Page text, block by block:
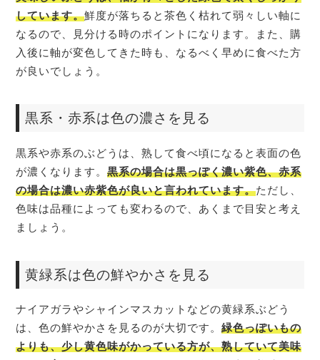
しています。鮮度が落ちると茶色く枯れて弱々しい軸に
なるので、見分ける時のポイントになります。また、購
入後に軸が変色してきた時も、なるべく早めに食べた方
が良いでしょう。
黒系・赤系は色の濃さを見る
黒系や赤系のぶどうは、熟して食べ頃になると表面の色
が濃くなります。黒系の場合は黒っぽく濃い紫色、赤系
の場合は濃い赤紫色が良いと言われています。ただし、
色味は品種によっても変わるので、あくまで目安と考え
ましょう。
黄緑系は色の鮮やかさを見る
ナイアガラやシャインマスカットなどの黄緑系ぶどう
は、色の鮮やかさを見るのが大切です。緑色っぽいもの
よりも、少し黄色味がかっている方が、熟していて美味